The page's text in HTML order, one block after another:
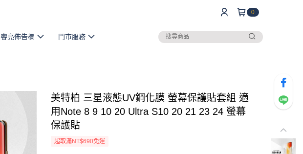
0
睿亮佈告欄 門市服務
美特柏 三星液態UV鋼化膜 螢幕保護貼套組 適
用Note 8 9 10 20 Ultra S10 20 21 23 24 螢幕
保護貼
超取滿NT$690免運